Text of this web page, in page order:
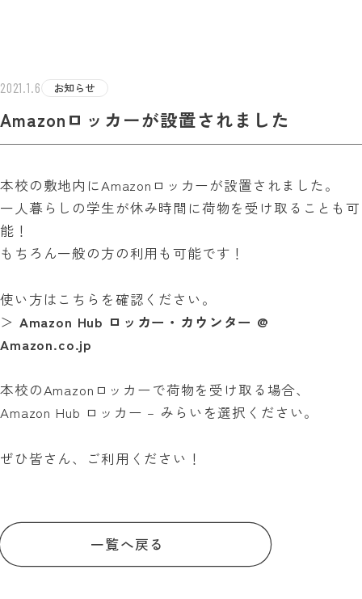
2021.1.6 お知らせ
Amazonロッカーが設置されました
本校の敷地内にAmazonロッカーが設置されました。
一人暮らしの学生が休み時間に荷物を受け取ることも可
能！
もちろん一般の方の利用も可能です！
使い方はこちらを確認ください。
＞ Amazon Hub ロッカー・カウンター @
Amazon.co.jp
本校のAmazonロッカーで荷物を受け取る場合、
Amazon Hub ロッカー – みらいを選択ください。
ぜひ皆さん、ご利用ください！
一覧へ戻る